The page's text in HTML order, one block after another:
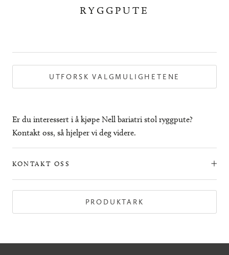
RYGGPUTE
UTFORSK VALGMULIGHETENE
Er du interessert i å kjøpe Nell bariatri stol ryggpute?
Kontakt oss, så hjelper vi deg videre.
KONTAKT OSS
PRODUKTARK